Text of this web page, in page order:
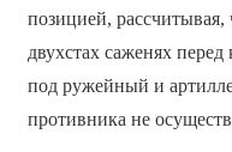
позицией,
двухстах саженях
под ружейный и
противника не